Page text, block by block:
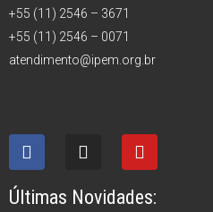
+55 (11) 2546 – 3671
+55 (11) 2546 – 0071
atendimento@ipem.org.br
Últimas Novidades: